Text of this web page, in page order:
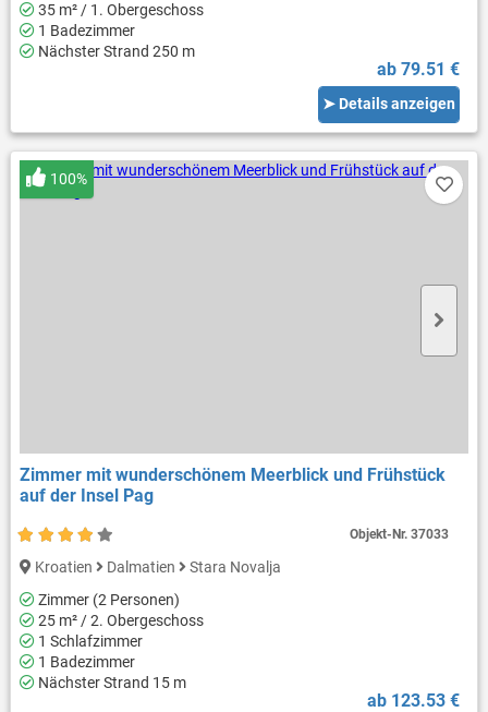
35 m² / 1. Obergeschoss
1 Badezimmer
Nächster Strand 250 m
ab 79.51 €
➤ Details anzeigen
Zimmer mit wunderschönem Meerblick und Frühstück
auf der Insel Pag
100%
Kroatien Dalmatien
Stara Novalja
Zimmer (2 Personen)
25 m² / 2. Obergeschoss
1 Schlafzimmer
1 Badezimmer
Nächster Strand 15 m
ab 123.53 €
Objekt-Nr.37033